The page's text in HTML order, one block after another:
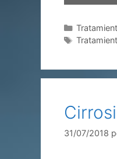
Etiquetas
31/07/2018